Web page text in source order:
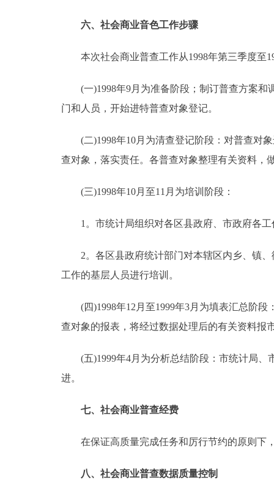
六、社会商业音色工作步骤
本次社会商业普查工作从1998年第三季度至
(一)1998年9月为准备阶段；制订普查方案和
门和人员，开始进特普查对象登记。
(二)1998年10月为清查登记阶段：对普查对象
查对象，落实责任。各普查对象整理有关资料，
(三)1998年10月至11月为培训阶段：
1。市统计局组织对各区县政府、市政府各工
2。各区县政府统计部门对本辖区内乡、镇、
工作的基层人员进行培训。
(四)1998年12月至1999年3月为填表汇总阶段
查对象的报表，将经过数据处理后的有关资料报
(五)1999年4月为分析总结阶段：市统计局、
进。
七、社会商业普查经费
在保证高质量完成任务和厉行节约的原则下，
八、社会商业普查数据质量控制